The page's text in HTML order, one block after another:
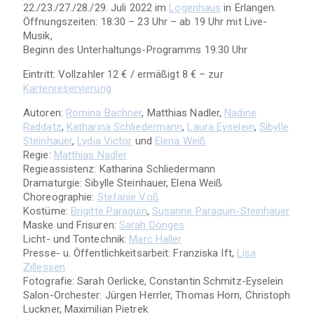
22./23./27./28./29. Juli 2022 im Logenhaus in Erlangen.
Öffnungszeiten: 18:30 – 23 Uhr – ab 19 Uhr mit Live-
Musik,
Beginn des Unterhaltungs-Programms 19:30 Uhr
Eintritt: Vollzahler 12 € / ermäßigt 8 € – zur
Kartenreservierung
Autoren: Romina Bachner, Matthias Nadler, Nadine
Raddatz, Katharina Schliedermann, Laura Eyselein,Sibylle
Steinhauer, Lydia Victor und Elena Weiß
Regie: Matthias Nadler
Regieassistenz: Katharina Schliedermann
Dramaturgie: Sibylle Steinhauer, Elena Weiß
Choreographie: Stefanie Voß
Kostüme: Brigitte Paraquin, Susanne Paraquin-Steinhauer
Maske und Frisuren: Sarah Dönges
Licht- und Tontechnik: Marc Haller
Presse- u. Öffentlichkeitsarbeit: Franziska Ift, Lisa
Zillessen
Fotografie: Sarah Oerlicke, Constantin Schmitz-Eyselein
Salon-Orchester: Jürgen Herrler, Thomas Horn, Christoph
Luckner, Maximilian Pietrek